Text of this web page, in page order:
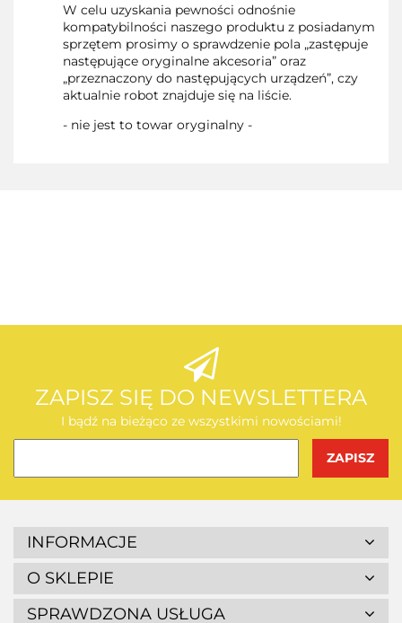
W celu uzyskania pewności odnośnie
kompatybilności naszego produktu z posiadanym
sprzętem prosimy o sprawdzenie pola „zastępuje
następujące oryginalne akcesoria” oraz
„przeznaczony do następujących urządzeń”, czy
aktualnie robot znajduje się na liście.
- nie jest to towar oryginalny -
AEG
ZAPISZ SIĘ DO NEWSLETTERA
I bądź na bieżąco ze wszystkimi nowościami!
INFORMACJE
O SKLEPIE
SPRAWDZONA USŁUGA